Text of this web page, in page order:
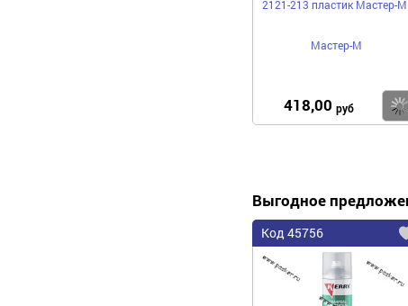
2121-213 пластик Мастер-М
Мастер-М
418,00 руб
Выгодное
Код 45756